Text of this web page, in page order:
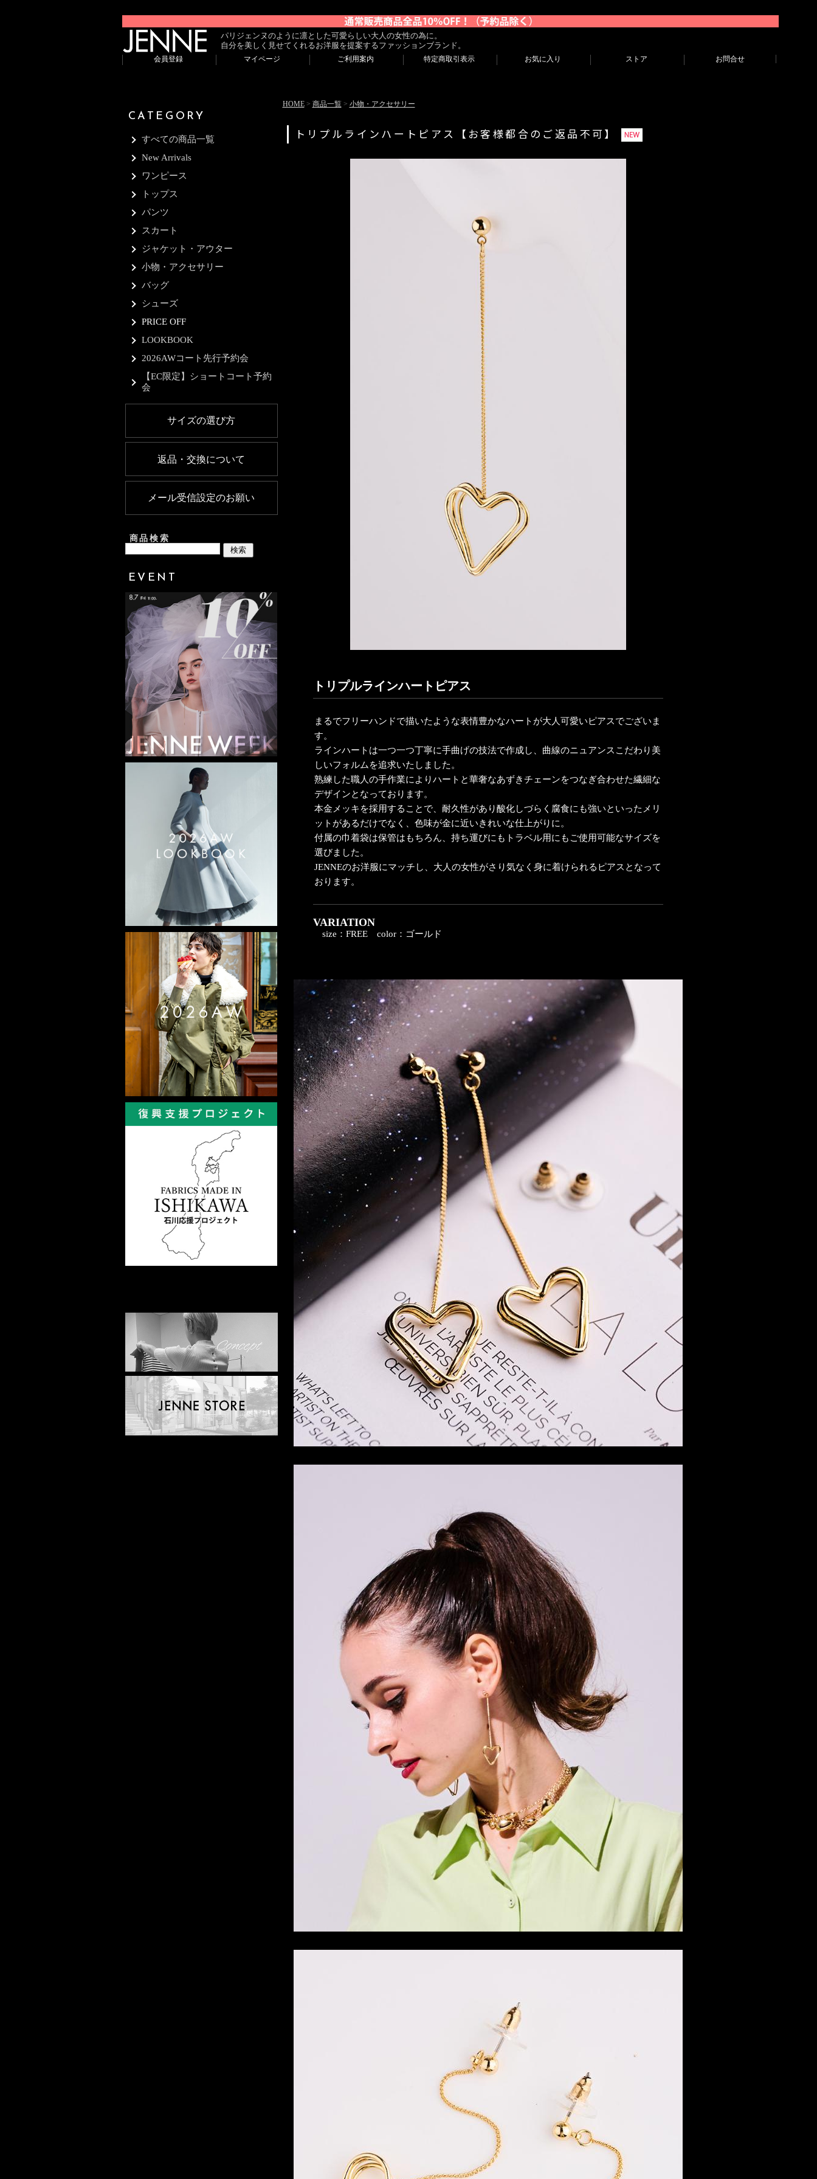
パリジェンヌのように凛とした可愛らしい大人の女性の為に。
自分を美しく見せてくれるお洋服を提案するファッションブランド。
会員登録 マイページ ご利用案内 特定商取引表示 お気に入り ストア お問合せ
CATEGORY
すべての商品一覧
New Arrivals
ワンピース
トップス
パンツ
スカート
ジャケット・アウター
小物・アクセサリー
バッグ
シューズ
PRICE OFF
LOOKBOOK
2026AWコート先行予約会
【EC限定】ショートコート予約
会
サイズの選び方
返品・交換について
メール受信設定のお願い
商品検索
EVENT
HOME> 商品一覧> 小物・アクセサリー
トリプルラインハートピアス【お客様都合のご返品不可】
トリプルラインハートピアス
まるでフリーハンドで描いたような表情豊かなハートが大人可愛いピアスでございま
す。
ラインハートは一つ一つ丁寧に手曲げの技法で作成し、曲線のニュアンスこだわり美
しいフォルムを追求いたしました。
熟練した職人の手作業によりハートと華奢なあずきチェーンをつなぎ合わせた繊細な
デザインとなっております。
本金メッキを採用することで、耐久性があり酸化しづらく腐食にも強いといったメリ
ットがあるだけでなく、色味が金に近いきれいな仕上がりに。
付属の巾着袋は保管はもちろん、持ち運びにもトラベル用にもご使用可能なサイズを
選びました。
JENNEのお洋服にマッチし、大人の女性がさり気なく身に着けられるピアスとなって
おります。
VARIATION
size：FREE color：ゴールド